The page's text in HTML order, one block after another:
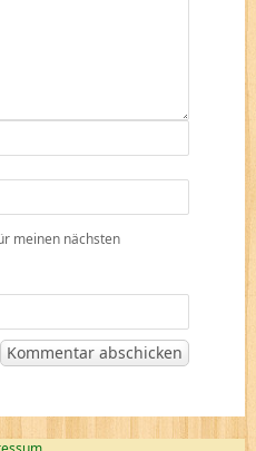
meinen nächsten